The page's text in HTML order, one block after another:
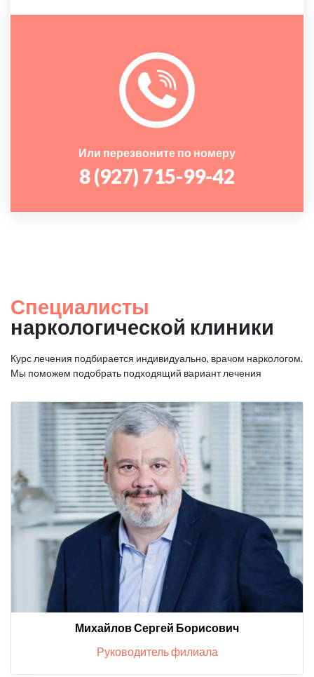
Или перезвоните по номеру
8 (927) 715-99-42
Специалисты
наркологической клиники
Курс лечения подбирается индивидуально, врачом наркологом.
Мы поможем подобрать подходящий вариант лечения
Михайлов Сергей Борисович
Руководитель филиала